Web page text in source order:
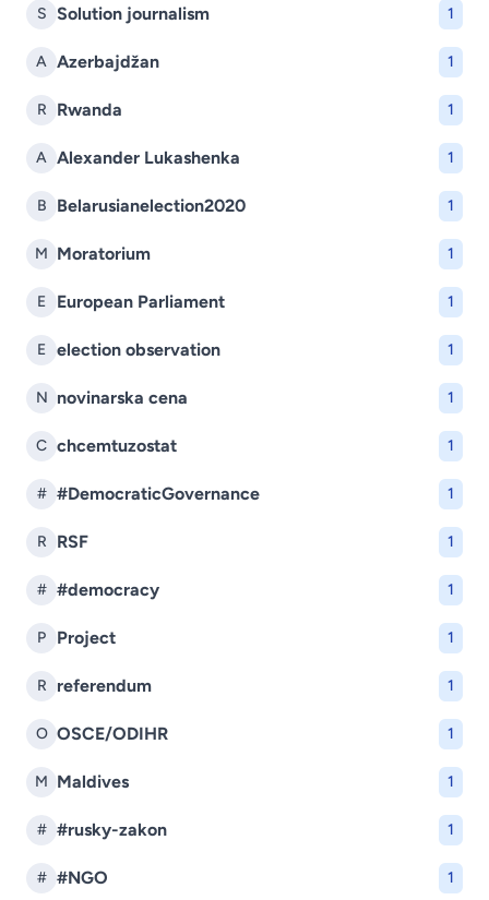
S Solution journalism 1
A Azerbajdžan 1
R Rwanda 1
A Alexander Lukashenka 1
B Belarusianelection2020 1
M Moratorium 1
E European Parliament 1
E election observation 1
N novinarska cena 1
C chcemtuzostat 1
# #DemocraticGovernance 1
R RSF 1
# #democracy 1
P Project 1
R referendum 1
O OSCE/ODIHR 1
M Maldives 1
# #rusky-zakon 1
# #NGO 1